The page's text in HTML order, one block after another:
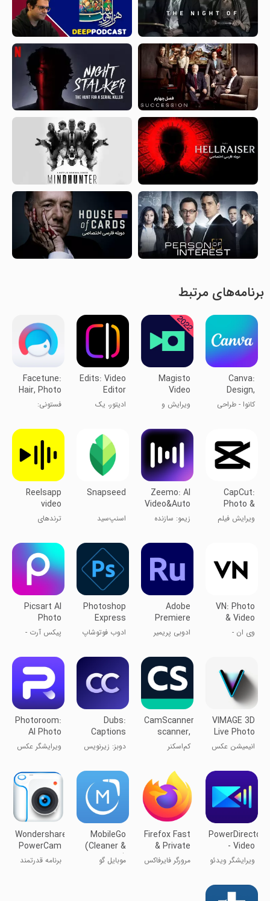
برنامه‌های مرتبط
Canva:
Design,
Photo &
Video
کانوا - طراحی
Magisto
Video
Editor &
Maker
ویرایش و
ماجیستو
Edits: Video
Editor
ادیتور، یک
Facetune:
Hair, Photo
Editor
فستونی:
عکس
CapCut:
Photo &
Video
Editor
ویرایش فیلم
Zeemo: AI
Video&Auto
Captions
زیمو: سازنده
مصنوعی و
Snapseed
اسنپ‌سید
Reelsapp
video
trends
ترندهای
ریلزاپ
VN: Photo
& Video
Editor
وی ان -
Adobe
Premiere
Rush: Video
ادوبی پریمیر
Photoshop
Express
Photo
Editor
ادوب فوتو‌شاپ
Picsart AI
Photo
Editor,
Video
پیکس آرت -
فیلم
VIMAGE 3D
Live Photo
Animation
انیمیشن عکس
3D
CamScanner-
scanner,
PDF maker
کم‌اسکنر
Dubs:
Captions
for Videos
دوبز: زیرنویس
Photoroom:
AI Photo
Editor
ویرایشگر عکس
PowerDirector
- Video
Editor
ویرایشگر ویدئو
Firefox Fast
& Private
Browser
مرورگر فایرفاکس
MobileGo
(Cleaner &
Optimizer)
موبایل گو
Wondershare
PowerCam
برنامه قدرتمند